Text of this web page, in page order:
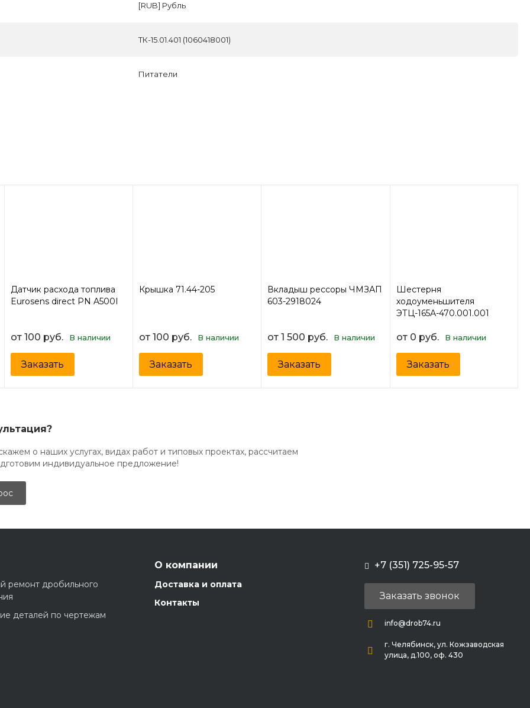
[RUB] Рубль
ТК-15.01.401 (1060418001)
Питатели
Датчик расхода топлива
Eurosens direct PN A500I
от 100 руб. В наличии
Заказать
Крышка 71.44-205
от 100 руб. В наличии
Заказать
Вкладыш рессоры ЧМЗАП
603-2918024
от 1 500 руб. В наличии
Заказать
Шестерня
ходоуменьшителя
ЭТЦ-165А-470.001.001
от 0 руб. В наличии
Заказать
о наших услугах, видах работ и типовых проектах, рассчитаем
индивидуальное предложение!
ремонт дробильного
деталей по чертежам
О компании
Доставка и оплата
Контакты
+7 (351) 725-95-57
Заказать звонок
info@drob74.ru
г. Челябинск, ул. Кожзаводская
улица, д.100, оф. 430